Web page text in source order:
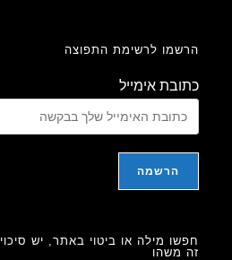
לרשימת התפוצה
אימייל
מילה או ביטוי באתר, יש סיכוי טוב